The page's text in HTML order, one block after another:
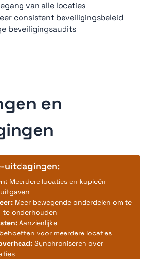
van alle locaties
consistent beveiligingsbeleid
beveiligingsaudits
en
uitdagingen:
Meerdere locaties en kopieën
Meer bewegende onderdelen om te
te onderhouden
Aanzienlijke
voor meerdere locaties
Synchroniseren over